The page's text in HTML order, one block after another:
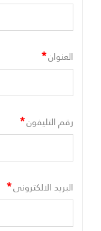
العنوان*
رقم التليفون*
البريد الالكترونى*